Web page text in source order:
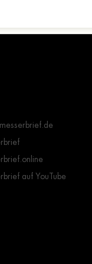
messerbrief.de
auf YouTube